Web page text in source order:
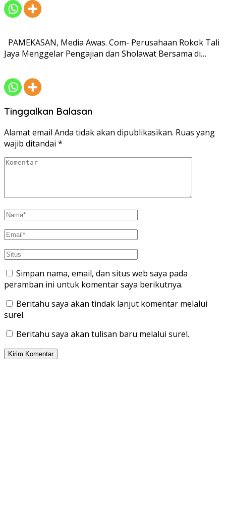
PAMEKASAN, Media Awas. Com- Perusahaan Rokok Tali
Jaya Menggelar Pengajian dan Sholawat Bersama di…
Tinggalkan Balasan
Alamat email Anda tidak akan dipublikasikan. Ruas yang
wajib ditandai *
Simpan nama, email, dan situs web saya pada
peramban ini untuk komentar saya berikutnya.
Beritahu saya akan tindak lanjut komentar melalui
surel.
Beritahu saya akan tulisan baru melalui surel.